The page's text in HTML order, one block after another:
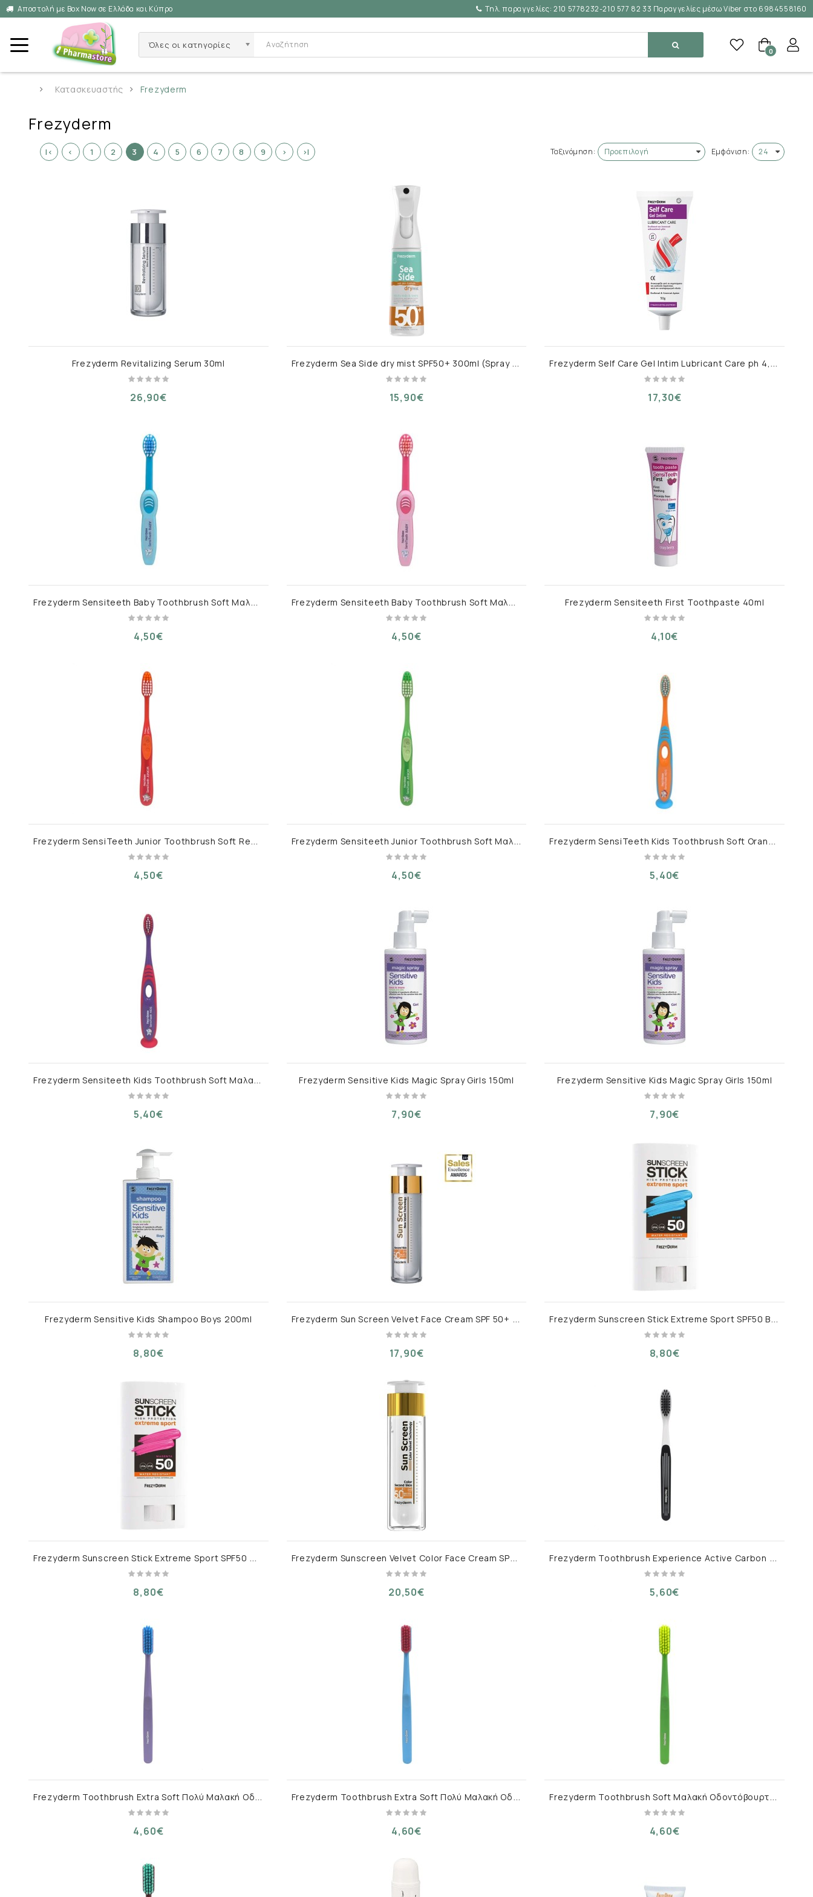
Αποστολή με Box Now σε Ελλάδα και Κύπρο Τηλ. παραγγελίες:210 5778232-210 577 82 33 Παραγγελίες μέσω Viber στο 6984558160
Όλες οι κατηγορίες
0
Κατασκευαστής Frezyderm
Frezyderm
|< < 1 2 3 4 5 6 7 8 9 > >| Ταξινόμηση: Εμφάνιση:
Frezyderm Revitalizing Serum 30ml
26,90€
F
rezyderm Sea Side dry mist SPF50+ 300ml (Spray mist Αντηλιακό Σώματος για Παιδιά Εφήβους & Ενήλικες)
15,90€
F
rezyderm Self Care Gel Intim Lubricant Care ph 4,5 (50g)
17,30€
F
rezyderm Sensiteeth Baby Toothbrush Soft Μαλακή Οδοντόβουρτσα για 6-36 Μηνών,Γαλάζιο 1τεμ
4,50€
F
rezyderm Sensiteeth Baby Toothbrush Soft Μαλακή Οδοντόβουρτσα για 6-36 Μηνών,Ροζ 1τεμ
4,50€
Frezyderm Sensiteeth First Toothpaste 40ml
4,10€
F
rezyderm SensiTeeth Junior Toothbrush Soft Red Παιδική Μαλακή Οδοντόβουρτσα Κόκκινο για 3-6 Ετών 1 τμχ
4,50€
F
rezyderm Sensiteeth Junior Toothbrush Soft Μαλακή Οδοντόβουρτσα Πράσινη για 3-6 Ετών, 1τεμ
4,50€
F
rezyderm SensiTeeth Kids Toothbrush Soft Orange 1 τεμ
5,40€
F
rezyderm Sensiteeth Kids Toothbrush Soft Μαλακή Οδοντόβουρτσα για 7+ Eτών,1τεμ
5,40€
Frezyderm Sensitive Kids Magic Spray Girls 150ml
7,90€
Frezyderm Sensitive Kids Magic Spray Girls 150ml
7,90€
Frezyderm Sensitive Kids Shampoo Boys 200ml
8,80€
F
rezyderm Sun Screen Velvet Face Cream SPF 50+ 50ml
17,90€
F
rezyderm Sunscreen Stick Extreme Sport SPF50 Blue 20ml
8,80€
F
rezyderm Sunscreen Stick Extreme Sport SPF50 Magenta 20ml
8,80€
F
rezyderm Sunscreen Velvet Color Face Cream SPF 50+ 50ml
20,50€
F
rezyderm Toothbrush Experience Active Carbon Soft Μαλακή Οδοντόβουρτσα Mε Ίνες Ενεργού Άνθρακα
5,60€
F
rezyderm Toothbrush Extra Soft Πολύ Μαλακή Οδοντόβουρτσα Μώβ 1 τμχ
4,60€
F
rezyderm Toothbrush Extra Soft Πολύ Μαλακή Οδοντόβουρτσα Γαλάζια 1 τμχ
4,60€
F
rezyderm Toothbrush Soft Μαλακή Οδοντόβουρτσα Λαχανί 1 τμχ
4,60€